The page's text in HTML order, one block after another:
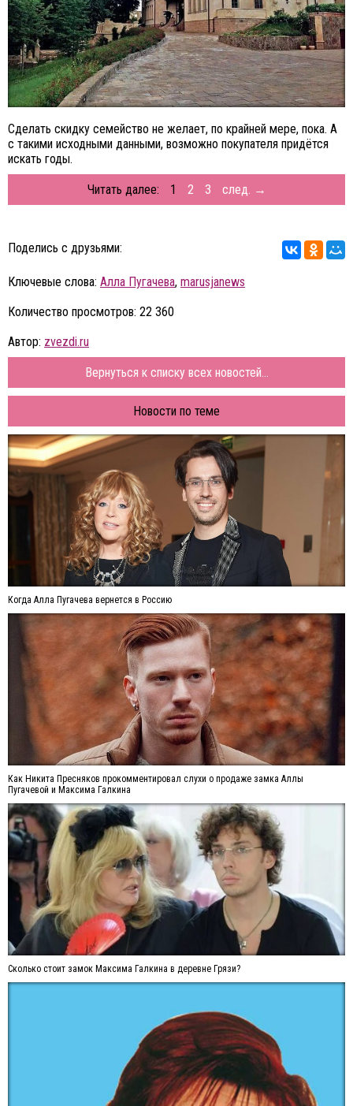
Сделать скидку семейство не желает, по крайней мере, пока. А
с такими исходными данными, возможно покупателя придётся
искать годы.
Читать далее: 1 2 3 след. →
Поделись с друзьями:
Ключевые слова: Алла Пугачева, marusjanews
Количество просмотров: 22 360
Автор: zvezdi.ru
Вернуться к списку всех новостей...
Новости по теме
Когда Алла Пугачева вернется в Россию
Как Никита Пресняков прокомментировал слухи о продаже замка Аллы
Пугачевой и Максима Галкина
Сколько стоит замок Максима Галкина в деревне Грязи?